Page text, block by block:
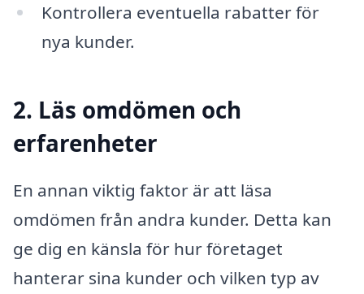
Kontrollera eventuella rabatter för
nya kunder.
2. Läs omdömen och
erfarenheter
En annan viktig faktor är att läsa
omdömen från andra kunder. Detta kan
ge dig en känsla för hur företaget
hanterar sina kunder och vilken typ av